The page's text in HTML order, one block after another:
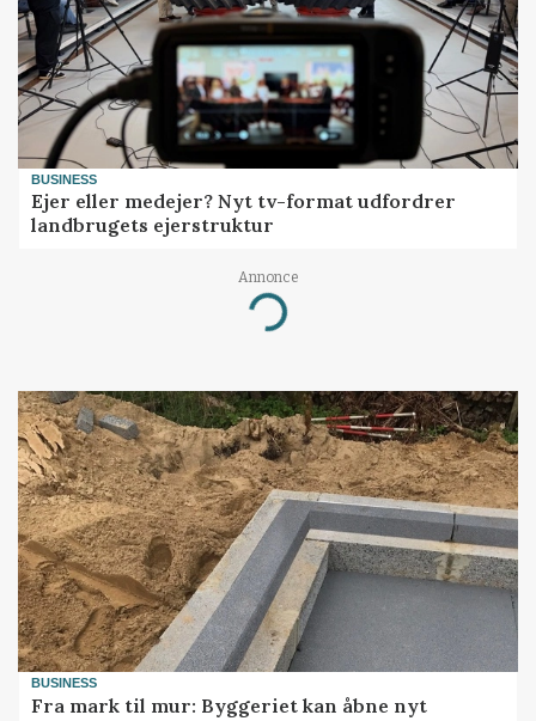
BUSINESS
Ejer eller medejer? Nyt tv-format udfordrer
landbrugets ejerstruktur
Annonce
Loading...
BUSINESS
Fra mark til mur: Byggeriet kan åbne nyt